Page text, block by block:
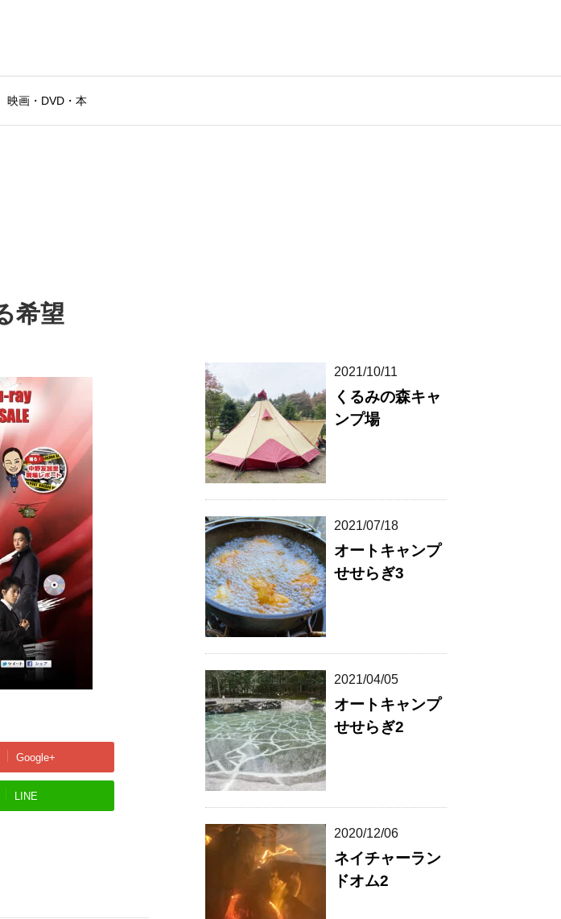
映画・DVD・本
希望
Google+
LINE
2021/10/11
くるみの森キャ
ンプ場
2021/07/18
オートキャンプ
せせらぎ3
2021/04/05
オートキャンプ
せせらぎ2
2020/12/06
ネイチャーラン
ドオム2